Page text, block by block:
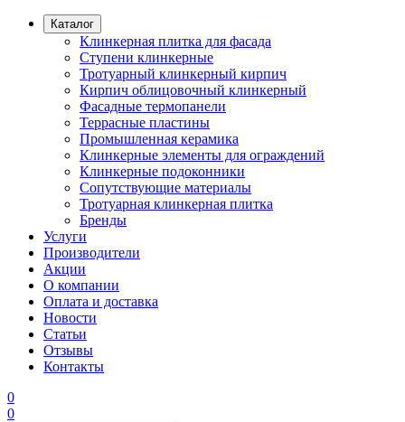
Каталог
Клинкерная плитка для фасада
Ступени клинкерные
Тротуарный клинкерный кирпич
Кирпич облицовочный клинкерный
Фасадные термопанели
Террасные пластины
Промышленная керамика
Клинкерные элементы для ограждений
Клинкерные подоконники
Сопутствующие материалы
Тротуарная клинкерная плитка
Бренды
Услуги
Производители
Акции
О компании
Оплата и доставка
Новости
Статьи
Отзывы
Контакты
0
0